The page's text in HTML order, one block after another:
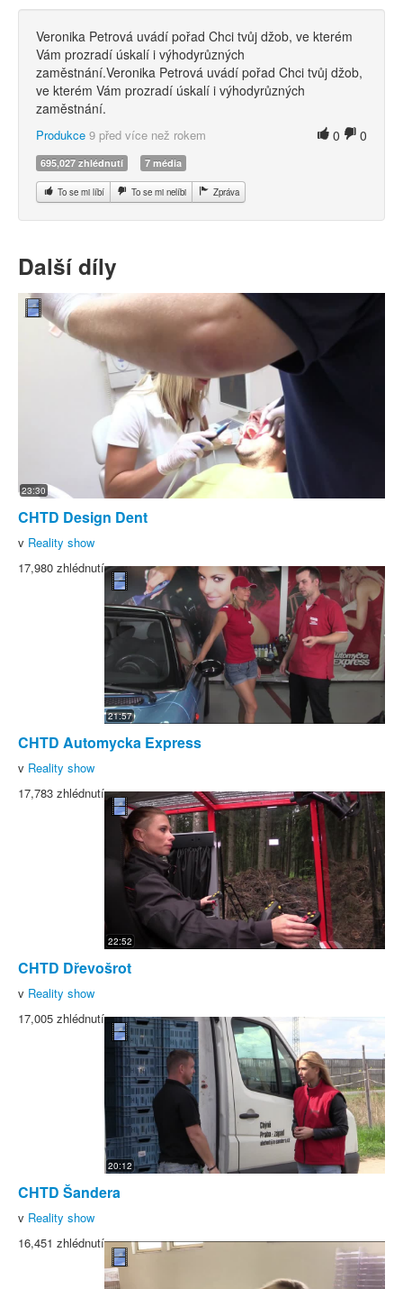
Veronika Petrová uvádí pořad Chci tvůj džob, ve kterém
Vám prozradí úskalí i výhodyrůzných
zaměstnání.Veronika Petrová uvádí pořad Chci tvůj džob,
ve kterém Vám prozradí úskalí i výhodyrůzných
zaměstnání.
0
0
Produkce 9 před více než rokem
695,027 zhlédnutí 7 média
To se mi líbí To se mi nelíbi Zpráva
Další díly
23:30
CHTD Design Dent
v Reality show
17,980 zhlédnutí
21:57
CHTD Automycka Express
v Reality show
17,783 zhlédnutí
22:52
CHTD Dřevošrot
v Reality show
17,005 zhlédnutí
20:12
CHTD Šandera
v Reality show
16,451 zhlédnutí